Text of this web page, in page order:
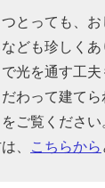
とっても、
ども珍しく
光を通す工
わって建て
ご覧くださ
、
こちらから